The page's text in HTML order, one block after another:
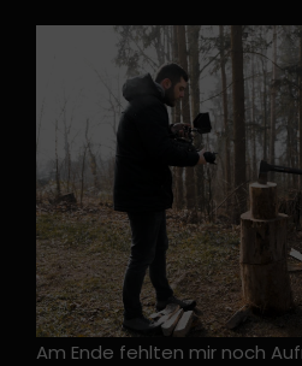
Am Ende fehlten mir noch